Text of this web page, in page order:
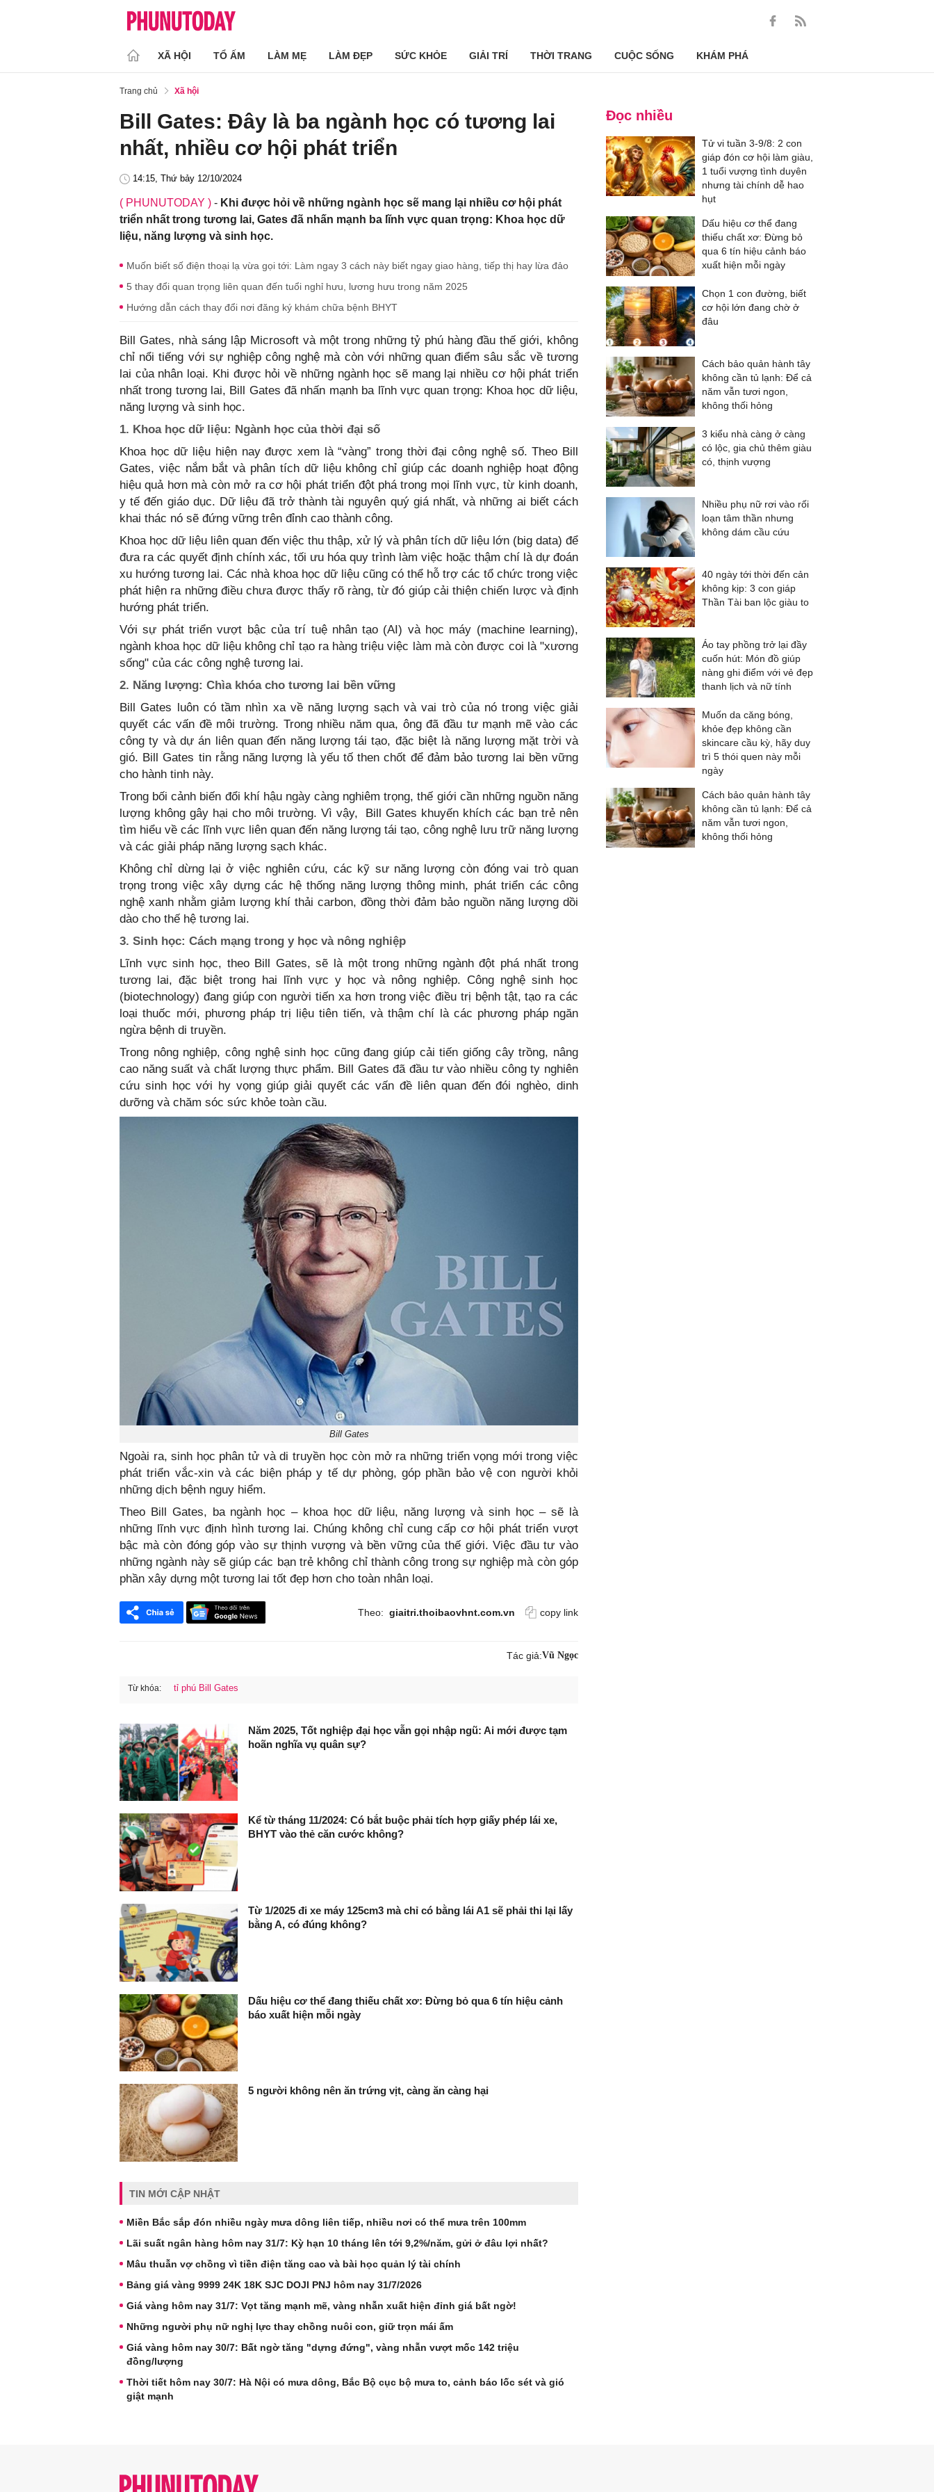
XÃ HỘI TỔ ẤM LÀM MẸ LÀM ĐẸP SỨC KHỎE GIẢI TRÍ THỜI TRANG CUỘC SỐNG KHÁM PHÁ
Trang chủ Xã hội
Bill Gates: Đây là ba ngành học có tương lai
nhất, nhiều cơ hội phát triển
14:15, Thứ bảy 12/10/2024
( PHUNUTODAY ) - Khi được hỏi về những ngành học sẽ mang lại nhiều cơ hội phát
triển nhất trong tương lai, Gates đã nhấn mạnh ba lĩnh vực quan trọng: Khoa học dữ
liệu, năng lượng và sinh học.
Muốn biết số điện thoại lạ vừa gọi tới: Làm ngay 3 cách này biết ngay giao hàng, tiếp thị hay lừa đảo
5 thay đổi quan trọng liên quan đến tuổi nghỉ hưu, lương hưu trong năm 2025
Hướng dẫn cách thay đổi nơi đăng ký khám chữa bệnh BHYT
Bill Gates, nhà sáng lập Microsoft và một trong những tỷ phú hàng đầu thế giới, không
chỉ nổi tiếng với sự nghiệp công nghệ mà còn với những quan điểm sâu sắc về tương
lai của nhân loại. Khi được hỏi về những ngành học sẽ mang lại nhiều cơ hội phát triển
nhất trong tương lai, Bill Gates đã nhấn mạnh ba lĩnh vực quan trọng: Khoa học dữ liệu,
năng lượng và sinh học.
1. Khoa học dữ liệu: Ngành học của thời đại số
Khoa học dữ liệu hiện nay được xem là “vàng” trong thời đại công nghệ số. Theo Bill
Gates, việc nắm bắt và phân tích dữ liệu không chỉ giúp các doanh nghiệp hoạt động
hiệu quả hơn mà còn mở ra cơ hội phát triển đột phá trong mọi lĩnh vực, từ kinh doanh,
y tế đến giáo dục. Dữ liệu đã trở thành tài nguyên quý giá nhất, và những ai biết cách
khai thác nó sẽ đứng vững trên đỉnh cao thành công.
Khoa học dữ liệu liên quan đến việc thu thập, xử lý và phân tích dữ liệu lớn (big data) để
đưa ra các quyết định chính xác, tối ưu hóa quy trình làm việc hoặc thậm chí là dự đoán
xu hướng tương lai. Các nhà khoa học dữ liệu cũng có thể hỗ trợ các tổ chức trong việc
phát hiện ra những điều chưa được thấy rõ ràng, từ đó giúp cải thiện chiến lược và định
hướng phát triển.
Với sự phát triển vượt bậc của trí tuệ nhân tạo (AI) và học máy (machine learning),
ngành khoa học dữ liệu không chỉ tạo ra hàng triệu việc làm mà còn được coi là "xương
sống" của các công nghệ tương lai.
2. Năng lượng: Chìa khóa cho tương lai bền vững
Bill Gates luôn có tầm nhìn xa về năng lượng sạch và vai trò của nó trong việc giải
quyết các vấn đề môi trường. Trong nhiều năm qua, ông đã đầu tư mạnh mẽ vào các
công ty và dự án liên quan đến năng lượng tái tạo, đặc biệt là năng lượng mặt trời và
gió. Bill Gates tin rằng năng lượng là yếu tố then chốt để đảm bảo tương lai bền vững
cho hành tinh này.
Trong bối cảnh biến đổi khí hậu ngày càng nghiêm trọng, thế giới cần những nguồn năng
lượng không gây hại cho môi trường. Vì vậy, Bill Gates khuyến khích các bạn trẻ nên
tìm hiểu về các lĩnh vực liên quan đến năng lượng tái tạo, công nghệ lưu trữ năng lượng
và các giải pháp năng lượng sạch khác.
Không chỉ dừng lại ở việc nghiên cứu, các kỹ sư năng lượng còn đóng vai trò quan
trọng trong việc xây dựng các hệ thống năng lượng thông minh, phát triển các công
nghệ xanh nhằm giảm lượng khí thải carbon, đồng thời đảm bảo nguồn năng lượng dồi
dào cho thế hệ tương lai.
3. Sinh học: Cách mạng trong y học và nông nghiệp
Lĩnh vực sinh học, theo Bill Gates, sẽ là một trong những ngành đột phá nhất trong
tương lai, đặc biệt trong hai lĩnh vực y học và nông nghiệp. Công nghệ sinh học
(biotechnology) đang giúp con người tiến xa hơn trong việc điều trị bệnh tật, tạo ra các
loại thuốc mới, phương pháp trị liệu tiên tiến, và thậm chí là các phương pháp ngăn
ngừa bệnh di truyền.
Trong nông nghiệp, công nghệ sinh học cũng đang giúp cải tiến giống cây trồng, nâng
cao năng suất và chất lượng thực phẩm. Bill Gates đã đầu tư vào nhiều công ty nghiên
cứu sinh học với hy vọng giúp giải quyết các vấn đề liên quan đến đói nghèo, dinh
dưỡng và chăm sóc sức khỏe toàn cầu.
Bill Gates
Ngoài ra, sinh học phân tử và di truyền học còn mở ra những triển vọng mới trong việc
phát triển vắc-xin và các biện pháp y tế dự phòng, góp phần bảo vệ con người khỏi
những dịch bệnh nguy hiểm.
Theo Bill Gates, ba ngành học – khoa học dữ liệu, năng lượng và sinh học – sẽ là
những lĩnh vực định hình tương lai. Chúng không chỉ cung cấp cơ hội phát triển vượt
bậc mà còn đóng góp vào sự thịnh vượng và bền vững của thế giới. Việc đầu tư vào
những ngành này sẽ giúp các bạn trẻ không chỉ thành công trong sự nghiệp mà còn góp
phần xây dựng một tương lai tốt đẹp hơn cho toàn nhân loại.
Theo: giaitri.thoibaovhnt.com.vn copy link
Tác giả:Vũ Ngọc
Từ khóa: tỉ phú Bill Gates
Năm 2025, Tốt nghiệp đại học vẫn gọi nhập ngũ: Ai mới được tạm
hoãn nghĩa vụ quân sự?
Kể từ tháng 11/2024: Có bắt buộc phải tích hợp giấy phép lái xe,
BHYT vào thẻ căn cước không?
Từ 1/2025 đi xe máy 125cm3 mà chỉ có bằng lái A1 sẽ phải thi lại lấy
bằng A, có đúng không?
Dấu hiệu cơ thể đang thiếu chất xơ: Đừng bỏ qua 6 tín hiệu cảnh
báo xuất hiện mỗi ngày
5 người không nên ăn trứng vịt, càng ăn càng hại
TIN MỚI CẬP NHẬT
Miền Bắc sắp đón nhiều ngày mưa dông liên tiếp, nhiều nơi có thể mưa trên 100mm
Lãi suất ngân hàng hôm nay 31/7: Kỳ hạn 10 tháng lên tới 9,2%/năm, gửi ở đâu lợi nhất?
Mâu thuẫn vợ chồng vì tiền điện tăng cao và bài học quản lý tài chính
Bảng giá vàng 9999 24K 18K SJC DOJI PNJ hôm nay 31/7/2026
Giá vàng hôm nay 31/7: Vọt tăng mạnh mẽ, vàng nhẫn xuất hiện đỉnh giá bất ngờ!
Những người phụ nữ nghị lực thay chồng nuôi con, giữ trọn mái ấm
Giá vàng hôm nay 30/7: Bất ngờ tăng "dựng đứng", vàng nhẫn vượt mốc 142 triệu
đồng/lượng
Thời tiết hôm nay 30/7: Hà Nội có mưa dông, Bắc Bộ cục bộ mưa to, cảnh báo lốc sét và gió
giật mạnh
Đọc nhiều
Tử vi tuần 3-9/8: 2 con
giáp đón cơ hội làm giàu,
1 tuổi vượng tình duyên
nhưng tài chính dễ hao
hụt
Dấu hiệu cơ thể đang
thiếu chất xơ: Đừng bỏ
qua 6 tín hiệu cảnh báo
xuất hiện mỗi ngày
Chọn 1 con đường, biết
cơ hội lớn đang chờ ở
đâu
Cách bảo quản hành tây
không cần tủ lạnh: Để cả
năm vẫn tươi ngon,
không thối hỏng
3 kiểu nhà càng ở càng
có lộc, gia chủ thêm giàu
có, thịnh vượng
Nhiều phụ nữ rơi vào rối
loạn tâm thần nhưng
không dám cầu cứu
40 ngày tới thời đến cản
không kịp: 3 con giáp
Thần Tài ban lộc giàu to
Áo tay phồng trở lại đầy
cuốn hút: Món đồ giúp
nàng ghi điểm với vẻ đẹp
thanh lịch và nữ tính
Muốn da căng bóng,
khỏe đẹp không cần
skincare cầu kỳ, hãy duy
trì 5 thói quen này mỗi
ngày
Cách bảo quản hành tây
không cần tủ lạnh: Để cả
năm vẫn tươi ngon,
không thối hỏng